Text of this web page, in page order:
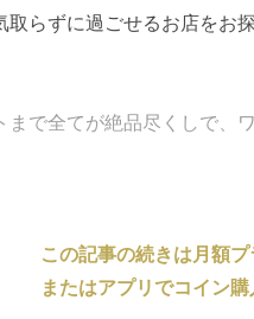
取らずに過ごせるお店をお
まで全てが絶品尽くしで、
この記事の続きは月額プ
またはアプリでコイン